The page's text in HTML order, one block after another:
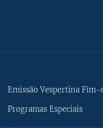
Emissão Vespertina Fim-
Programas Especiais